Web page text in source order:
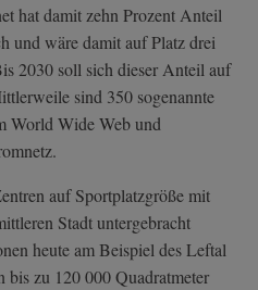
hat damit zehn Prozent Anteil
und wäre damit auf Platz drei
2030 soll sich dieser Anteil auf
sind 350 sogenannte
World Wide Web und
auf Sportplatzgröße mit
Stadt untergebracht
heute am Beispiel des Leftal
zu 120 000 Quadratmeter